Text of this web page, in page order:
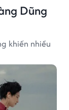
Dũng
khiến nhiều